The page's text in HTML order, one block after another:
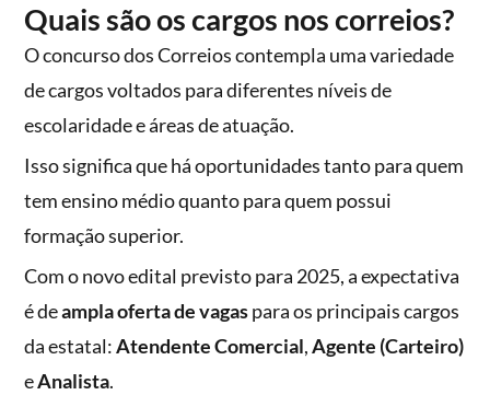
Quais são os cargos nos correios?
O concurso dos Correios contempla uma variedade
de cargos voltados para diferentes níveis de
escolaridade e áreas de atuação.
Isso significa que há oportunidades tanto para quem
tem ensino médio quanto para quem possui
formação superior.
Com o novo edital previsto para 2025, a expectativa
é deampla oferta de vagaspara os principais cargos
da estatal:Atendente Comercial,Agente (Carteiro)
eAnalista.